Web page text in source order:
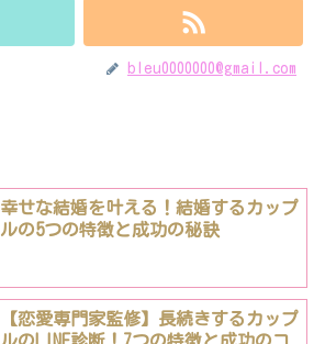
bleu0000000@gmail.com
幸せな結婚を叶える！結婚するカップ
ルの5つの特徴と成功の秘訣
【恋愛専門家監修】長続きするカップ